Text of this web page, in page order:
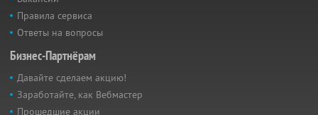
Правила сервиса
Ответы на вопросы
Бизнес-Партнёрам
Давайте сделаем акцию!
Заработайте, как Вебмастер
Прошедшие акции